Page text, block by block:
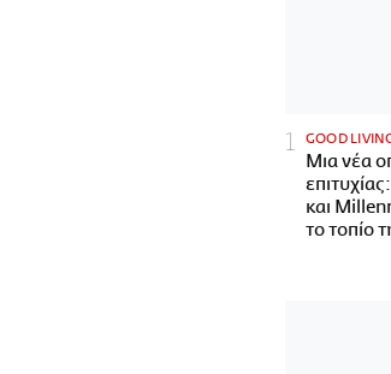
GOOD
Μια νέα
και
το τοπίο